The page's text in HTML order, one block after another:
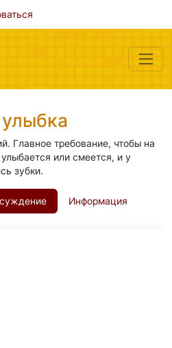
Главное требование, чтобы на
или смеется, и у
зубки.
Информация